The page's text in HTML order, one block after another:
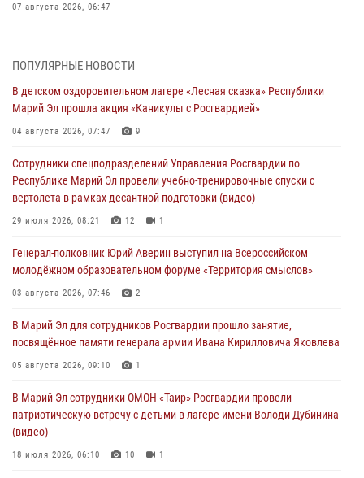
07 августа 2026, 06:47
Всероссийском семинаре в Нижнем Новгороде (видео)
07 августа 2026, 06:25 8 1
Команда «Росгвардия» принимает участие в военно-спортивном
07 августа 2026, 05:43 10
Представитель вневедомственной охраны Управления Росгвардии
по Республике Марий Эл принял участие в учебно-методическом
06 августа 2026, 09:37 10
В Марий Эл сотрудники ЛРР Росгвардии за прошедший месяц
06 августа 2026, 08:00
В Марий Эл сотрудники вневедомственной охраны Росгвардии за
05 августа 2026, 09:44
ПОПУЛЯРНЫЕ НОВОСТИ
В детском оздоровительном лагере «Лесная сказка» Республики
Марий Эл прошла акция «Каникулы с Росгвардией»
04 августа 2026, 07:47 9
Сотрудники спецподразделений Управления Росгвардии по
Республике Марий Эл провели учебно-тренировочные спуски с
вертолета в рамках десантной подготовки (видео)
29 июля 2026, 08:21 12 1
Генерал-полковник Юрий Аверин выступил на Всероссийском
молодёжном образовательном форуме «Территория смыслов»
03 августа 2026, 07:46 2
В Марий Эл для сотрудников Росгвардии прошло занятие,
посвящённое памяти генерала армии Ивана Кирилловича Яковлева
05 августа 2026, 09:10 1
В Марий Эл сотрудники ОМОН «Таир» Росгвардии провели
патриотическую встречу с детьми в лагере имени Володи Дубинина
(видео)
18 июля 2026, 06:10 10 1